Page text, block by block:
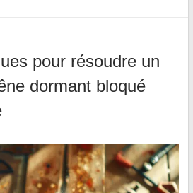
pour résoudre un
dormant bloqué